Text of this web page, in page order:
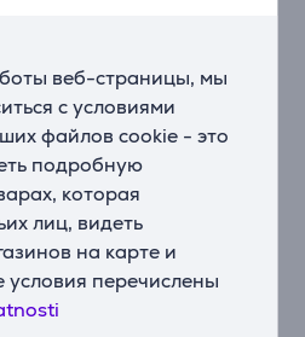
веб-страницы, мы
с условиями
файлов cookie - это
подробную
которая
лиц, видеть
на карте и
условия перечислены
для комфортного
руку в естественном
элементы управления и
прокрутки для большого
даже при длительных
шум до 90%, сохраняя